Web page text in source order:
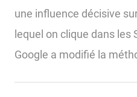
une influence décisive
lequel on clique dans les
Google a modifié la